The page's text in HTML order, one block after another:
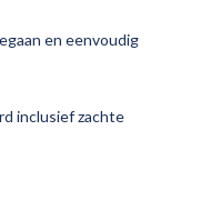
en eenvoudig
inclusief zachte